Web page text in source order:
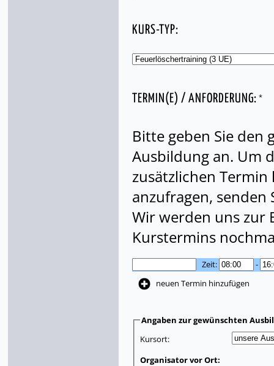
KURS-TYP:
TERMIN(E) / ANFORDERUNG: *
Bitte geben Sie den
Ausbildung an. Um
zusätzlichen
anzufragen, senden
Wir werden uns zur
Kurstermins
Zeit:
-
neuen Termin hinzufügen
Angaben zur gewünschten
Kursort:
Organisator vor Ort: